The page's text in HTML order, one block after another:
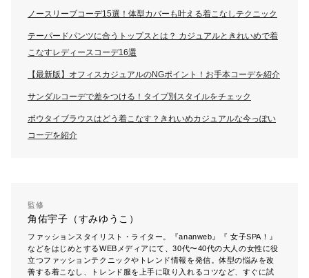
ノースリーブコーデ15選！体型カバーも叶える着こなしテクニック
テーパードパンツに合うトップスとは？ カジュアルときれいめで着
こなすレディースコーデ16選
【最新版】オフィスカジュアルのNGポイント！お手本コーデを紹介
サンダルコーデで差をつける！タイプ別スタイルをチェック
ボウタイブラウスはどう着こなす？きれいめカジュアルな今っぽい
コーデを紹介
監修
角佑宇子（すみゆうこ）
ファッションスタイリスト・ライター。『ananweb』『 女子SPA！』
などをはじめとするWEBメディアにて、30代〜40代の大人の女性に役
立つファッションテクニックやトレンド情報を発信。体型の悩みを改
善する着こなし、トレンド服を上手に取り入れるコツなど、すぐに試